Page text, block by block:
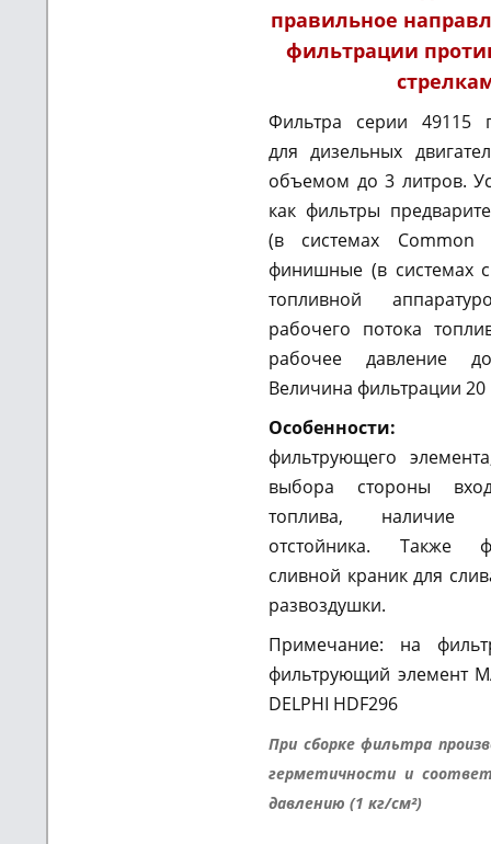
правильное
фильтрации
Фильтра серии 49115
для дизельных
объемом до 3 литров.
как фильтры
(в системах
финишные (в системах
топливной
рабочего потока
рабочее давление
Величина фильтрации
Особенности:
фильтрующего
выбора стороны
топлива, наличие
отстойника. Также
сливной краник для
развоздушки.
Примечание: на
фильтрующий элемент
DELPHI HDF296
При сборке фильтра
герметичности и
давлению (1 кг/см²)